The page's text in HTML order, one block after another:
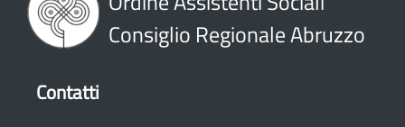
Consiglio Regionale Abruzzo
Contatti